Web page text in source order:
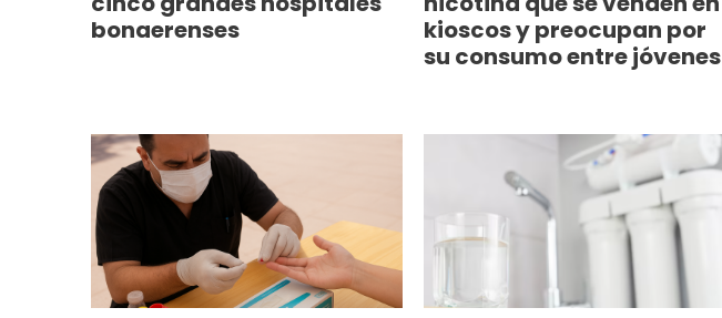
bonaerenses
kioscos y preocupan por
su consumo entre jóvenes